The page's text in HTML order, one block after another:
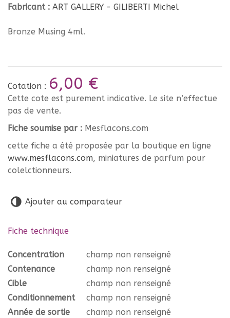
Fabricant : ART GALLERY - GILIBERTI Michel
Bronze Musing 4ml.
Cotation : 6,00 €
Cette cote est purement indicative. Le site n’effectue
pas de vente.
Fiche soumise par : Mesflacons.com
cette fiche a été proposée par la boutique en ligne
www.mesflacons.com, miniatures de parfum pour
colelctionneurs.
Ajouter au comparateur
Fiche technique
Concentration
champ non renseigné
Contenance
champ non renseigné
Cible
champ non renseigné
Conditionnement
champ non renseigné
Année de sortie
champ non renseigné